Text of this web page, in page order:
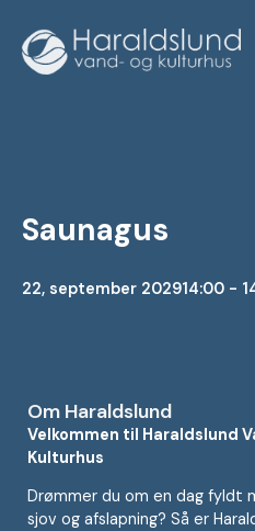
Saunagus
22, september 202914:00 -
Om Haraldslund
Velkommen til Haraldslund
Kulturhus
Drømmer du om en dag fyldt
sjov og afslapning? Så er